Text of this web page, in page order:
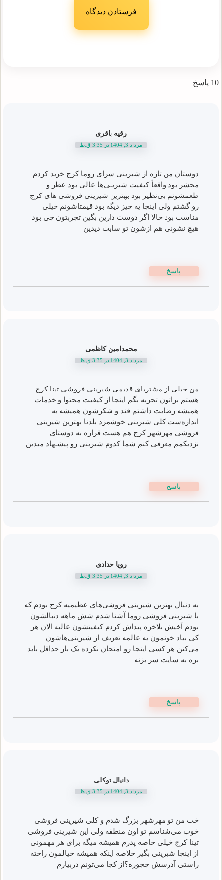
10 پاسخ
رقیه باقری
مرداد 3, 1404 در 3:35 ق.ظ
دوستان من تازه از شیرینی سرای روما کرج خرید کردم
محشر بود واقعاً کیفیت شیرینی‌ها عالی بود عطر و
طعمشونم بی‌نظیر بود بهترین شیرینی فروشی‌ های کرج
رو گشتم ولی اینجا یه چیز دیگه بود قیمتاشونم خیلی
مناسب بود حالا اگر دوست دارین بگین تجربتون چی بود
هیچ نشونی هم ازشون تو سایت دیدین
پاسخ
محمدامین کاظمی
مرداد 3, 1404 در 3:35 ق.ظ
من خیلی از مشتریای قدیمی شیرینی فروشی تینا کرج
هستم براتون تجربه بگم اینجا از کیفیت محتوا و خدمات
همیشه رضایت داشتم قند و شکرشون همیشه به
اندازه‌ست کلی شیرینی خوشمزد بلدنا بهترین شیرینی
فروشی مهرشهر کرج هم هست قراره به دوستای
نزدیکمم معرفی کنم شما کدوم شیرینی رو پیشنهاد میدین
پاسخ
رویا حدادی
مرداد 3, 1404 در 3:35 ق.ظ
به دنبال بهترین شیرینی فروشی‌های عظیمیه کرج بودم که
با شیرینی فروشی روما آشنا شدم شش ماهه دنبالشون
بودم آخیش بلاخره پیداش کردم کیفیتشون عالیه الان هر
کی بیاد خونمون یه عالمه تعریف از شیرینی‌هاشون
می‌کنن هر کسی اینجا رو امتحان نکرده یک بار حداقل باید
بره به سایت سر بزنه
پاسخ
دانیال توکلی
مرداد 3, 1404 در 3:35 ق.ظ
خب من تو مهرشهر بزرگ شدم و کلی شیرینی فروشی
خوب می‌شناسم تو اون منطقه ولی این شیرینی فروشی
تینا کرج خیلی خاصه پدرم همیشه میگه برای هر مهمونی
از اینجا شیرینی بگیر خلاصه اینکه همیشه خیالمون راحته
راستی آدرسش چجوره؟از کجا می‌تونم دربیارم